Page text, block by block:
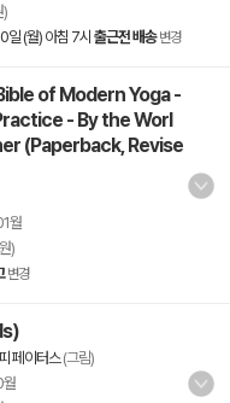
)
일 (월) 아침 7시 출근전 배송 변경
of Modern Yoga -
- By the Worl
(Paperback, Revise
월
)
변경
페이터스(그림)